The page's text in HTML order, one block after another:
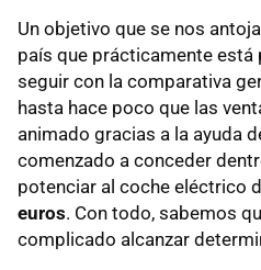
Un objetivo que se nos
país que prácticamente está
seguir con la comparativa
hasta hace poco que las
animado gracias a la ayuda
comenzado a conceder
potenciar al coche eléctrico
euros. Con todo, sabemos
complicado alcanzar